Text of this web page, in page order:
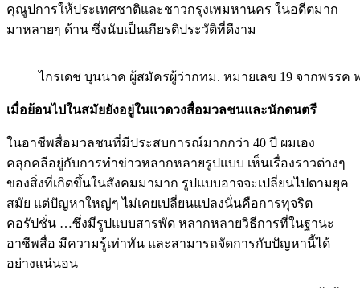
คุณูปการให้ประเทศชาติและชาวกรุงเพมหานคร ในอดีตมาก
มาหลายๆ ด้าน ซึ่งนับเป็นเกียรติประวัติที่ดีงาม
ไกรเดช บุนนาค ผู้สมัครผู้ว่ากทม. หมายเลข 19 จากพรรค
เมื่อย้อนไปในสมัยยังอยู่ในแวดวงสื่อมวลชนและนักดนตรี
ในอาชีพสื่อมวลชนที่มีประสบการณ์มากกว่า 40 ปี ผมเอง
คลุกคลีอยู่กับการทำข่าวหลากหลายรูปแบบ เห็นเรื่องราวต่างๆ
ของสิ่งที่เกิดขึ้นในสังคมมามาก รูปแบบอาจจะเปลี่ยนไปตามยุค
สมัย แต่ปัญหาใหญ่ๆ ไม่เคยเปลี่ยนแปลงนั่นคือการทุจริต
คอรัปชั่น …ซึ่งมีรูปแบบสารพัด หลากหลายวิธีการที่ในฐานะ
อาชีพสื่อ มีความรู้เท่าทัน และสามารถจัดการกับปัญหานี้ได้
อย่างแน่นอน